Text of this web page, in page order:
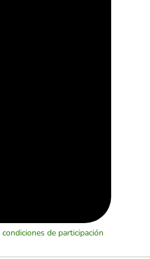
condiciones de participación